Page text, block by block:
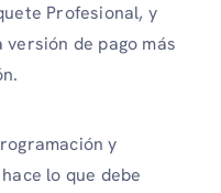
Profesional, y
de pago más
y
lo que debe